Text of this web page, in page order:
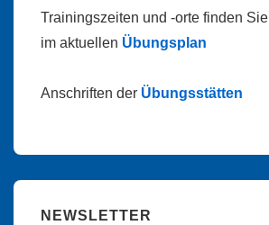
Trainingszeiten und -orte finden Sie
im aktuellen Übungsplan
Anschriften der Übungsstätten
NEWSLETTER